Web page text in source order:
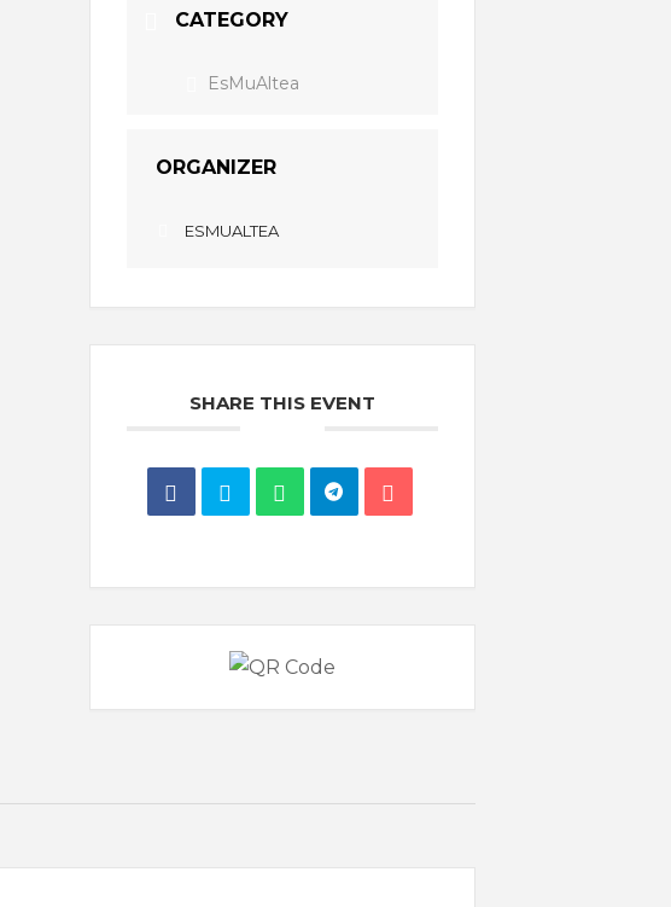
CATEGORY
EsMuAltea
ORGANIZER
ESMUALTEA
SHARE THIS EVENT